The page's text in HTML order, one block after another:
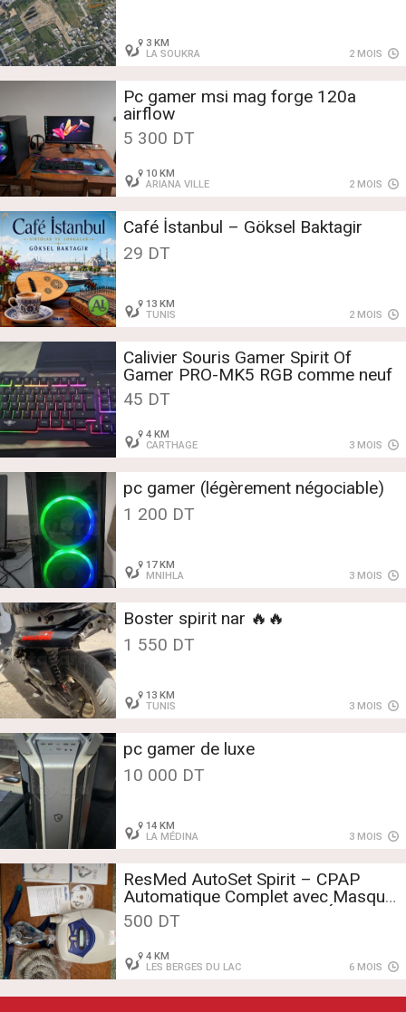
3 KM
LA SOUKRA
2 MOIS
Pc gamer msi mag forge 120a
airflow
5 300 DT
10 KM
ARIANA VILLE
2 MOIS
Café İstanbul – Göksel Baktagir
29 DT
13 KM
TUNIS
2 MOIS
Calivier Souris Gamer Spirit Of
Gamer PRO-MK5 RGB comme neuf
45 DT
4 KM
CARTHAGE
3 MOIS
pc gamer (légèrement négociable)
1 200 DT
17 KM
MNIHLA
3 MOIS
Boster spirit nar 🔥🔥
1 550 DT
13 KM
TUNIS
3 MOIS
pc gamer de luxe
10 000 DT
14 KM
LA MÉDINA
3 MOIS
ResMed AutoSet Spirit – CPAP
Automatique Complet avec Masque
Mirage Quattro | Excellent État
500 DT
4 KM
LES BERGES DU LAC
6 MOIS